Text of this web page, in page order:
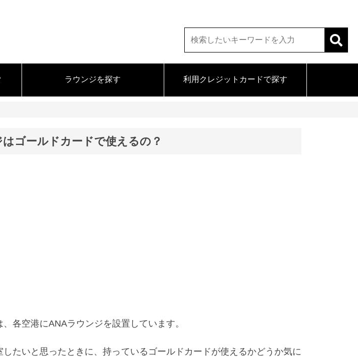
ラウンジを探す 利用クレジットカードで探す
ゴールドカードで使えるの？
各空港にANAラウンジを設置しています。
たいと思ったときに、持っているゴールドカードが使えるかどうか気に